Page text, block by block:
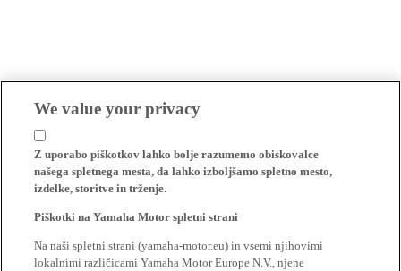
We value your privacy
Z uporabo piškotkov lahko bolje razumemo obiskovalce
našega spletnega mesta, da lahko izboljšamo spletno mesto,
izdelke, storitve in trženje.
Piškotki na Yamaha Motor spletni strani
Na naši spletni strani (yamaha-motor.eu) in vsemi njihovimi
lokalnimi različicami Yamaha Motor Europe N.V., njene